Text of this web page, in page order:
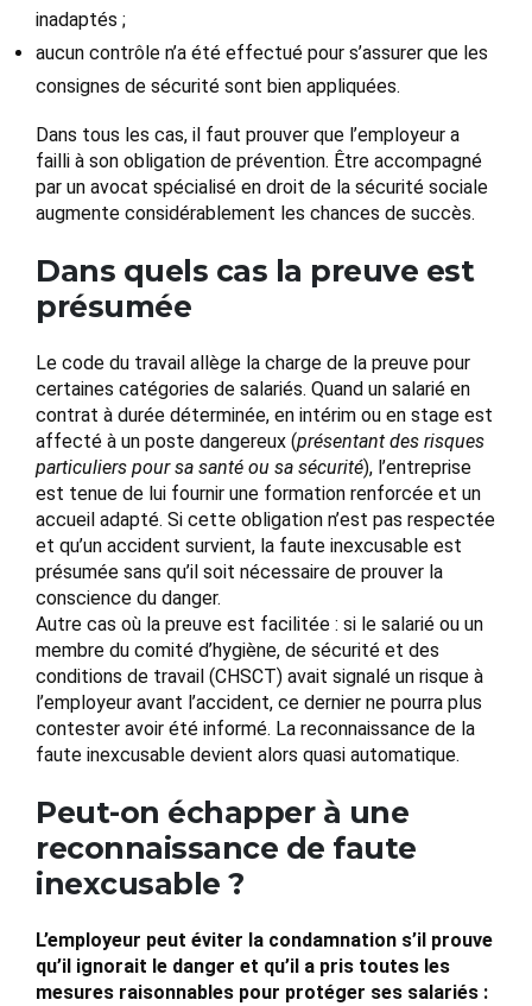
inadaptés ;
aucun contrôle n’a été effectué pour s’assurer que les
consignes de sécurité sont bien appliquées.
Dans tous les cas, il faut prouver que l’employeur a
failli à son obligation de prévention. Être accompagné
par un avocat spécialisé en droit de la sécurité sociale
augmente considérablement les chances de succès.
Dans quels cas la preuve est
présumée
Le code du travail allège la charge de la preuve pour
certaines catégories de salariés. Quand un salarié en
contrat à durée déterminée, en intérim ou en stage est
affecté à un poste dangereux (présentant des risques
particuliers pour sa santé ou sa sécurité), l’entreprise
est tenue de lui fournir une formation renforcée et un
accueil adapté. Si cette obligation n’est pas respectée
et qu’un accident survient, la faute inexcusable est
présumée sans qu’il soit nécessaire de prouver la
conscience du danger.
Autre cas où la preuve est facilitée : si le salarié ou un
membre du comité d’hygiène, de sécurité et des
conditions de travail (CHSCT) avait signalé un risque à
l’employeur avant l’accident, ce dernier ne pourra plus
contester avoir été informé. La reconnaissance de la
faute inexcusable devient alors quasi automatique.
Peut-on échapper à une
reconnaissance de faute
inexcusable ?
L’employeur peut éviter la condamnation s’il prouve
qu’il ignorait le danger et qu’il a pris toutes les
mesures raisonnables pour protéger ses salariés :